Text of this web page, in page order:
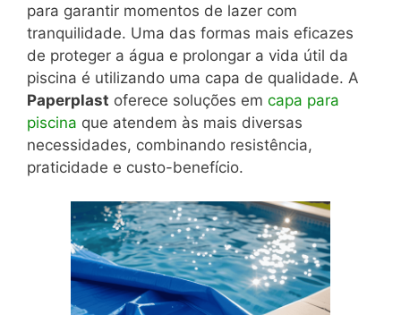
para garantir momentos de lazer com
tranquilidade. Uma das formas mais eficazes
de proteger a água e prolongar a vida útil da
piscina é utilizando uma capa de qualidade. A
Paperplast oferece soluções em capa para
piscina que atendem às mais diversas
necessidades, combinando resistência,
praticidade e custo-benefício.